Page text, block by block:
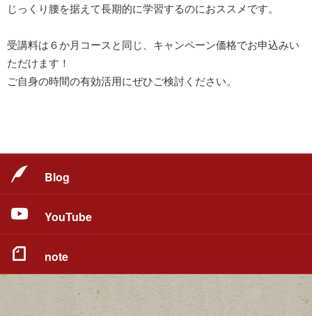
じっくり腰を据えて長期的に学習するのにおススメです。
受講料は６か月コースと同じ、キャンペーン価格でお申込みい
ただけます！
ご自身の時間の有効活用にぜひご検討ください。
Blog
YouTube
note